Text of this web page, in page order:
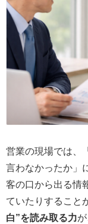
営業の現場では、
言わなかったか」
客の口から出る情
ていたりすること
白”を読み取る力